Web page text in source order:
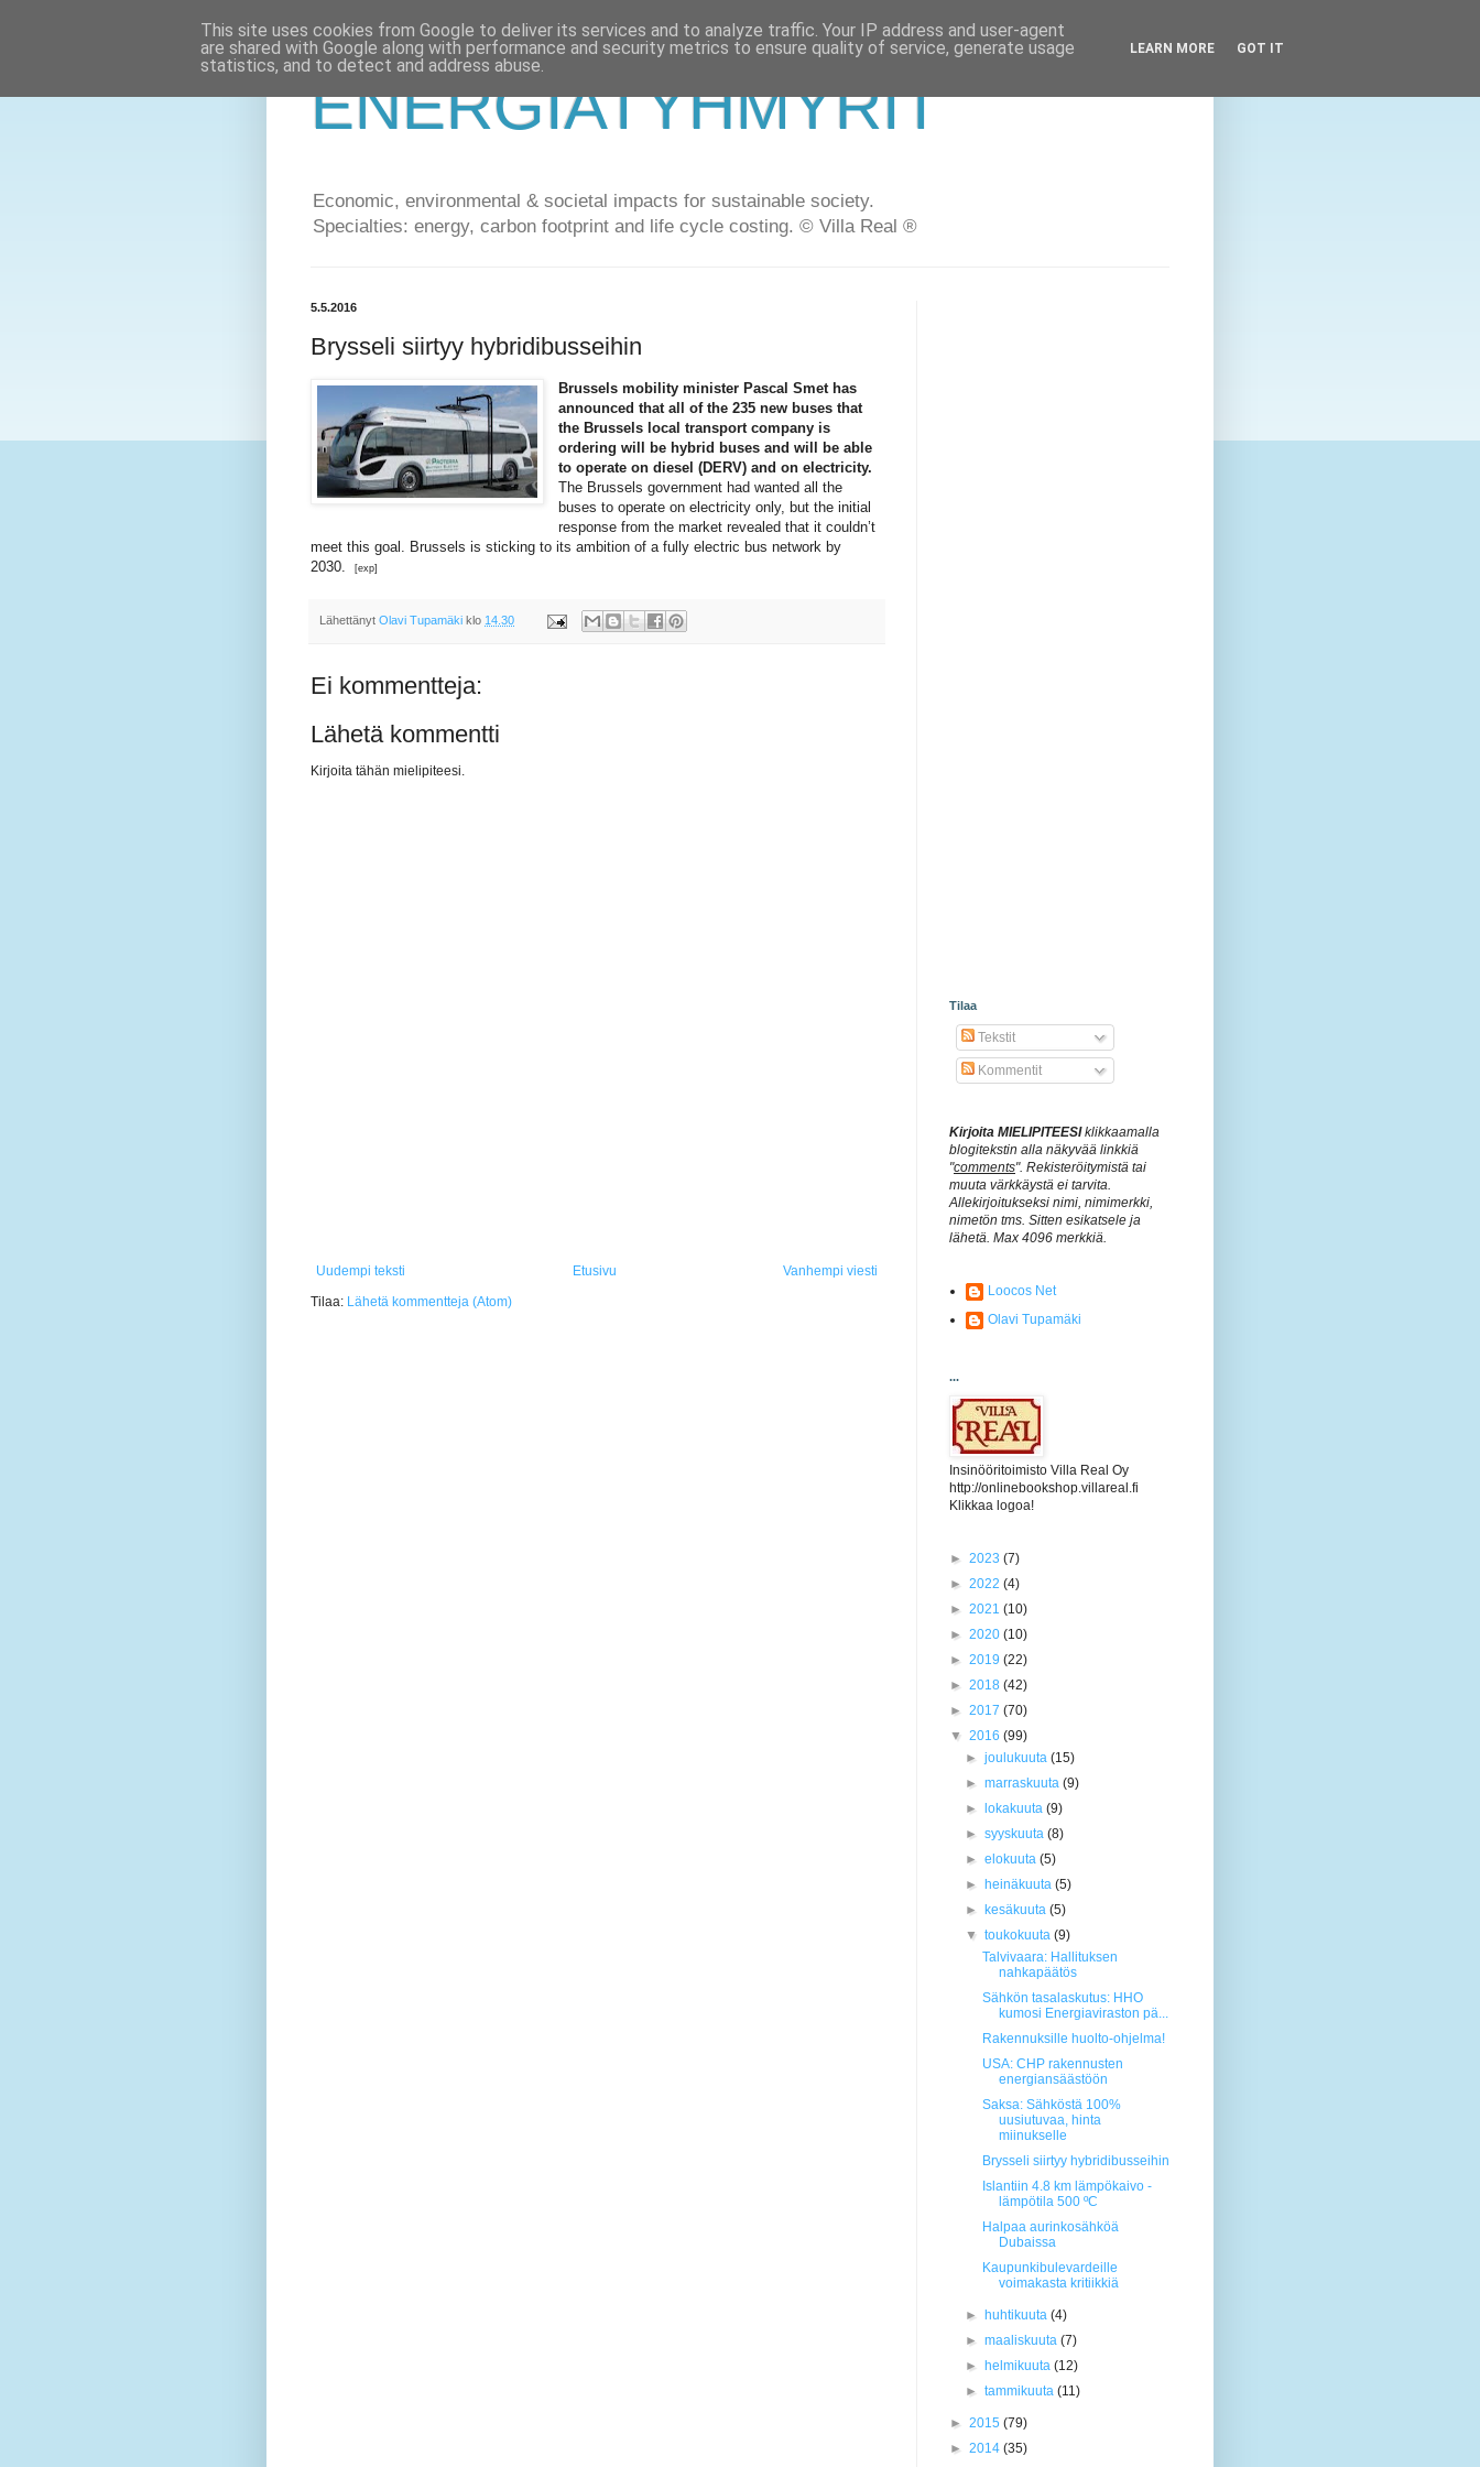
ENERGIATYHMYRIT
Economic, environmental & societal impacts for sustainable society.
Specialties: energy, carbon footprint and life cycle costing. © Villa Real ®
5.5.2016
Brysseli siirtyy hybridibusseihin
Brussels mobility minister Pascal Smet has
announced that all of the 235 new buses that
the Brussels local transport company is
ordering will be hybrid buses and will be able
to operate on diesel (DERV) and on electricity.
The Brussels government had wanted all the
buses to operate on electricity only, but the initial
response from the market revealed that it couldn’t
meet this goal. Brussels is sticking to its ambition of a fully electric bus network by
2030.
[exp]
Lähettänyt Olavi Tupamäki klo 14.30
Ei kommentteja:
Lähetä kommentti
Kirjoita tähän mielipiteesi.
Uudempi teksti Vanhempi viesti
Etusivu
Tilaa: Lähetä kommentteja (Atom)
Tilaa
Tekstit
Kommentit
Kirjoita MIELIPITEESIklikkaamalla
blogitekstin alla näkyvää linkkiä
"comments". Rekisteröitymistä tai
muuta värkkäystä ei tarvita.
Allekirjoitukseksi nimi, nimimerkki,
nimetön tms. Sitten esikatsele ja
lähetä. Max 4096 merkkiä.
Loocos Net
Olavi Tupamäki
...
Insinööritoimisto Villa Real Oy
http://onlinebookshop.villareal.fi
Klikkaa logoa!
► 2023 (7)
► 2022 (4)
► 2021 (10)
► 2020 (10)
► 2019 (22)
► 2018 (42)
► 2017 (70)
▼ 2016 (99)
►joulukuuta(15)
►marraskuuta(9)
►
lokakuuta(9)
►syyskuuta(8)
►elokuuta(5)
►
heinäkuuta(5)
►
kesäkuuta(5)
▼toukokuuta(9)
Talvivaara: Hallituksen
nahkapäätös
Sähkön tasalaskutus: HHO
kumosi Energiaviraston pä...
Rakennuksille huolto-ohjelma!
USA: CHP rakennusten
energiansäästöön
Saksa: Sähköstä 100%
uusiutuvaa, hinta
miinukselle
Brysseli siirtyy hybridibusseihin
Islantiin 4.8 km lämpökaivo -
lämpötila 500 ºC
Halpaa aurinkosähköä
Dubaissa
Kaupunkibulevardeille
voimakasta kritiikkiä
► huhtikuuta(4)
►maaliskuuta(7)
►
helmikuuta(12)
►tammikuuta(11)
► 2015 (79)
► 2014 (35)
This site uses cookies from Google to deliver its services and to analyze traffic. Your IP address and user-agent
are shared with Google along with performance and security metrics to ensure quality of service, generate usage
statistics, and to detect and address abuse.
LEARN MORE GOT IT